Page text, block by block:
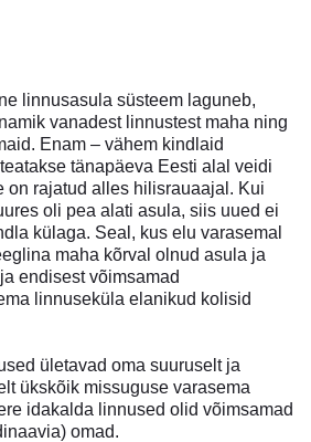
linnusasula süsteem laguneb,
vanadest linnustest maha ning
Enam – vähem kindlaid
tänapäeva Eesti alal veidi
on rajatud alles hilisrauaajal. Kui
oli pea alati asula, siis uued ei
külaga. Seal, kus elu varasemal
maha kõrval olnud asula ja
endisest võimsamad
linnuseküla elanikud kolisid
ületavad oma suuruselt ja
ükskõik missuguse varasema
idakalda linnused olid võimsamad
omad.